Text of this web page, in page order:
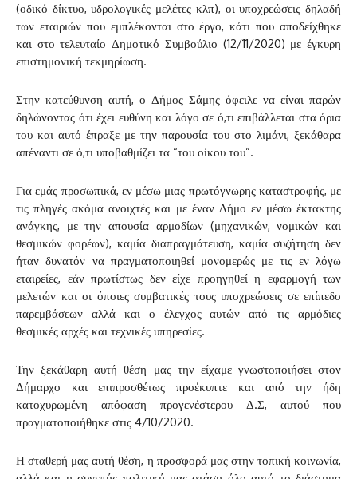
(οδικό δίκτυο, υδρολογικές μελέτες κλπ), οι υποχρεώσεις δηλαδή
των εταιριών που εμπλέκονται στο έργο, κάτι που αποδείχθηκε
και στο τελευταίο Δημοτικό Συμβούλιο (12/11/2020) με έγκυρη
επιστημονική τεκμηρίωση.
Στην κατεύθυνση αυτή, ο Δήμος Σάμης όφειλε να είναι παρών
δηλώνοντας ότι έχει ευθύνη και λόγο σε ό,τι επιβάλλεται στα όρια
του και αυτό έπραξε με την παρουσία του στο λιμάνι, ξεκάθαρα
απέναντι σε ό,τι υποβαθμίζει τα “του οίκου του”.
Για εμάς προσωπικά, εν μέσω μιας πρωτόγνωρης καταστροφής, με
τις πληγές ακόμα ανοιχτές και με έναν Δήμο εν μέσω έκτακτης
ανάγκης, με την απουσία αρμοδίων (μηχανικών, νομικών και
θεσμικών φορέων), καμία διαπραγμάτευση, καμία συζήτηση δεν
ήταν δυνατόν να πραγματοποιηθεί μονομερώς με τις εν λόγω
εταιρείες, εάν πρωτίστως δεν είχε προηγηθεί η εφαρμογή των
μελετών και οι όποιες συμβατικές τους υποχρεώσεις σε επίπεδο
παρεμβάσεων αλλά και ο έλεγχος αυτών από τις αρμόδιες
θεσμικές αρχές και τεχνικές υπηρεσίες.
Την ξεκάθαρη αυτή θέση μας την είχαμε γνωστοποιήσει στον
Δήμαρχο και επιπροσθέτως προέκυπτε και από την ήδη
κατοχυρωμένη απόφαση προγενέστερου Δ.Σ, αυτού που
πραγματοποιήθηκε στις 4/10/2020.
Η σταθερή μας αυτή θέση, η προσφορά μας στην τοπική κοινωνία,